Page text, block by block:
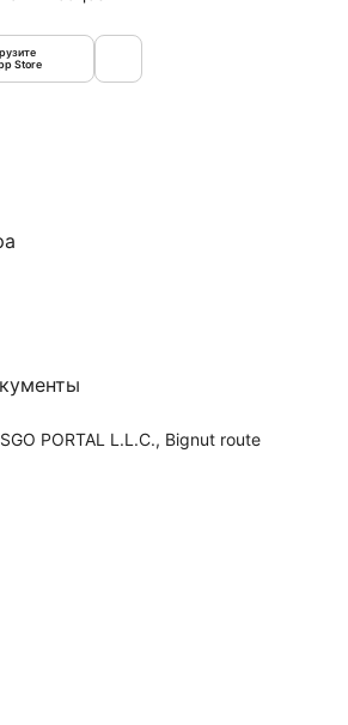
Store
PORTAL L.L.C., Bignut route